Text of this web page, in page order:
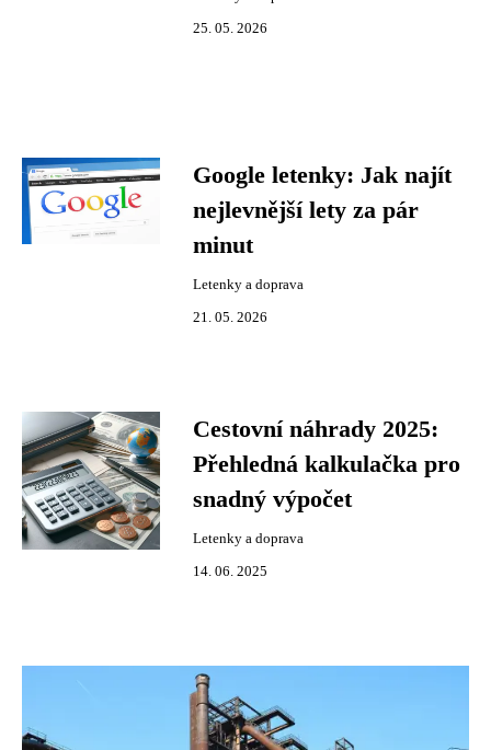
25. 05. 2026
Google letenky: Jak najít
nejlevnější lety za pár
minut
Letenky a doprava
21. 05. 2026
Cestovní náhrady 2025:
Přehledná kalkulačka pro
snadný výpočet
Letenky a doprava
14. 06. 2025